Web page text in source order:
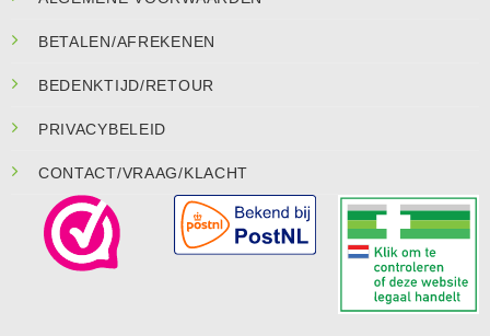
BETALEN/AFREKENEN
BEDENKTIJD/RETOUR
PRIVACYBELEID
CONTACT/VRAAG/KLACHT